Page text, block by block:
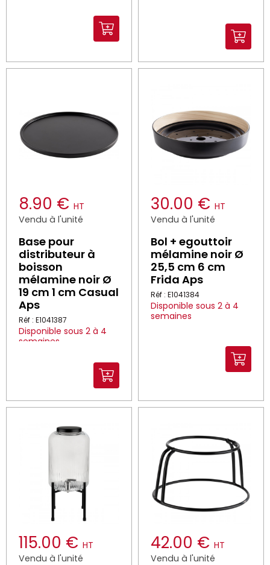
8.90 € HT
Vendu à l'unité
Base pour
distributeur à
boisson
mélamine noir Ø
19 cm 1 cm Casual
Aps
Réf : E1041387
Disponible sous 2 à 4
semaines
30.00 € HT
Vendu à l'unité
Bol + egouttoir
mélamine noir Ø
25,5 cm 6 cm
Frida Aps
Réf : E1041384
Disponible sous 2 à 4
semaines
115.00 € HT
Vendu à l'unité
42.00 € HT
Vendu à l'unité